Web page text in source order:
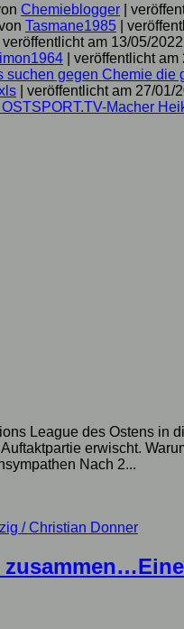
Chemieblogger
Tasmane1985
veröffentlicht am 13/05/2022
veröffentlicht am
suchen gegen Chemie die
veröffentlicht am 27/01/
Macher
League des Ostens
erwischt.
Nach 2...
/ Christian Donner